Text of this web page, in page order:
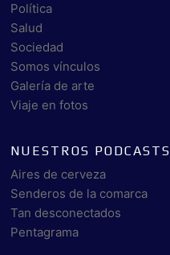
Política
Salud
Sociedad
Somos vínculos
Galería de arte
Viaje en fotos
NUESTROS PODCASTS
Aires de cerveza
Senderos de la comarca
Tan desconectados
Pentagrama